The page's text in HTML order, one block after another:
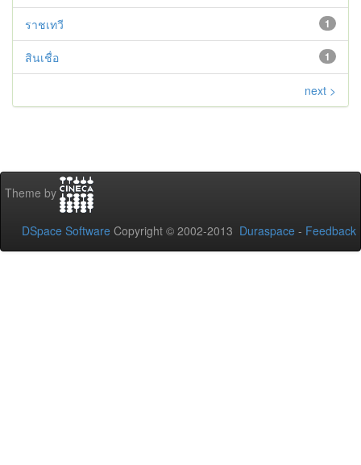
1
ราชเทวี
1
สินเชื่อ
next >
Theme by
DSpace Software Copyright © 2002-2013 Duraspace - Feedback